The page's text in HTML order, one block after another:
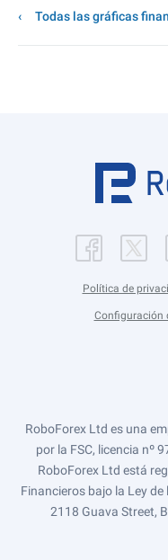
Todas las gráficas
Política de
Configuración
RoboForex Ltd es una
por la FSC, licencia nº
RoboForex Ltd está
Financieros bajo la Ley
2118 Guava Street,